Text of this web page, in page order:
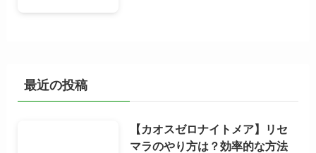
最近の投稿
【カオスゼロナイトメア】リセ
マラのやり方は？効率的な方法